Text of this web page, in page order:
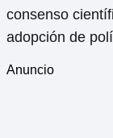
consenso
adopción de
Anuncio